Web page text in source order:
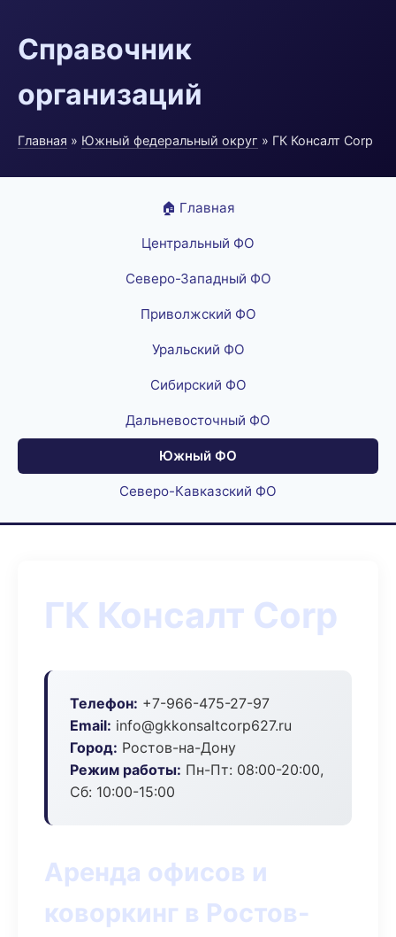
Справочник
организаций
Главная » Южный федеральный округ » ГК Консалт Corp
🏠 Главная
Центральный ФО
Северо-Западный ФО
Приволжский ФО
Уральский ФО
Сибирский ФО
Дальневосточный ФО
Южный ФО
Северо-Кавказский ФО
ГК Консалт Corp
Телефон: +7-966-475-27-97
Email: info@gkkonsaltcorp627.ru
Город: Ростов-на-Дону
Режим работы: Пн-Пт: 08:00-20:00,
Сб: 10:00-15:00
Аренда офисов и
коворкинг в Ростов-